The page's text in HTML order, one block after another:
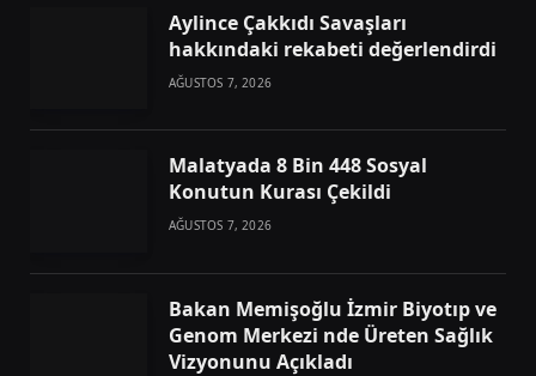
Aylince Çakkıdı Savaşları
hakkındaki rekabeti değerlendirdi
AĞUSTOS 7, 2026
Malatyada 8 Bin 448 Sosyal
Konutun Kurası Çekildi
AĞUSTOS 7, 2026
Bakan Memişoğlu İzmir Biyotıp ve
Genom Merkezi nde Üreten Sağlık
Vizyonunu Açıkladı